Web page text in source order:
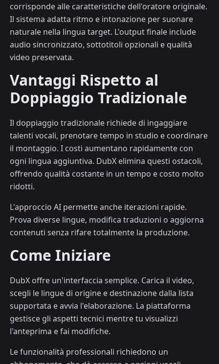
corrisponde alle caratteristiche dell'oratore originale.
Il sistema adatta ritmo e intonazione per suonare
naturale nella lingua target. L'output finale include
audio sincronizzato, sottotitoli opzionali e qualità
video preservata.
Vantaggi Rispetto al
Doppiaggio Tradizionale
Il doppiaggio tradizionale richiede di ingaggiare
talenti vocali, prenotare tempo in studio e coordinare
il montaggio. I costi aumentano rapidamente con
ogni lingua aggiuntiva. DubX elimina questi ostacoli,
offrendo qualità costante in un tempo e costo molto
ridotti.
L'approccio AI permette anche iterazioni rapide.
Prova diverse lingue, modifica traduzioni o aggiorna
contenuti senza rifare totalmente la produzione.
Come Iniziare
DubX offre un'interfaccia semplice. Carica il video,
scegli le lingue di origine e destinazione dalla lista
supportata e avvia l'elaborazione. La piattaforma
gestisce gli aspetti tecnici mentre tu visualizzi
l'anteprima e fai modifiche.
Le funzionalità professionali richiedono un